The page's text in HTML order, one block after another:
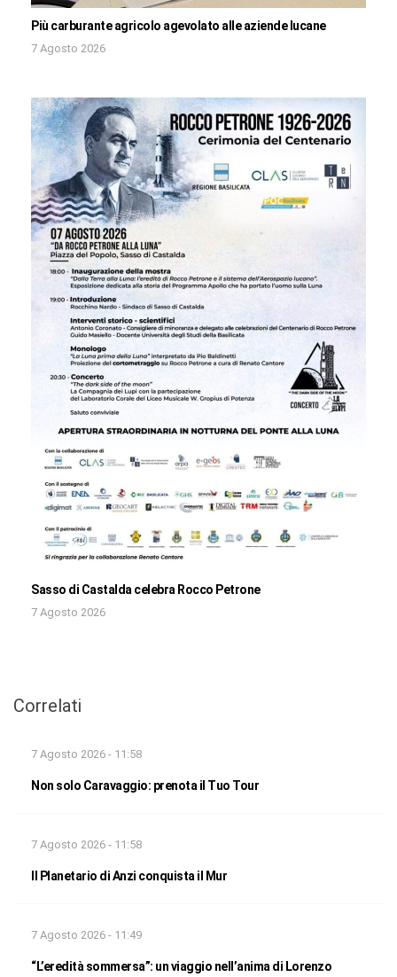
Più carburante agricolo agevolato alle aziende lucane
7 Agosto 2026
Sasso di Castalda celebra Rocco Petrone
7 Agosto 2026
Correlati
7 Agosto 2026 - 11:58
Non solo Caravaggio: prenota il Tuo Tour
7 Agosto 2026 - 11:58
Il Planetario di Anzi conquista il Mur
7 Agosto 2026 - 11:49
“L’eredità sommersa”: un viaggio nell’anima di Lorenzo